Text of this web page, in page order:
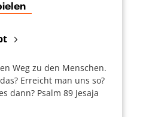
Weg zu den Menschen.
Erreicht man uns so?
dann? Psalm 89 Jesaja